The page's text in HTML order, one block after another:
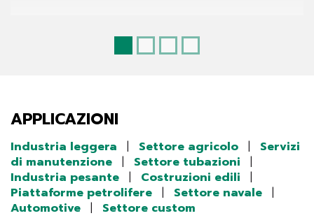
APPLICAZIONI
Industria leggera Settore agricolo
Servizi
di manutenzione
Settore tubazioni
Industria pesante
Costruzioni edili
Piattaforme petrolifere
Settore navale
Automotive
Settore custom